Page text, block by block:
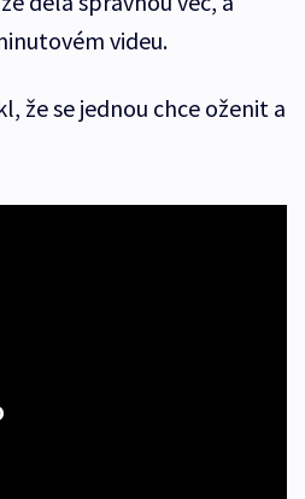
videu.
že se jednou chce oženit a